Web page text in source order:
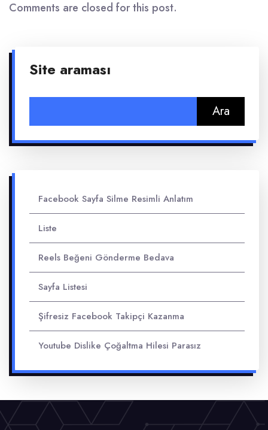
Comments are closed for this post.
Site araması
Facebook Sayfa Silme Resimli Anlatım
Liste
Reels Beğeni Gönderme Bedava
Sayfa Listesi
Şifresiz Facebook Takipçi Kazanma
Youtube Dislike Çoğaltma Hilesi Parasız